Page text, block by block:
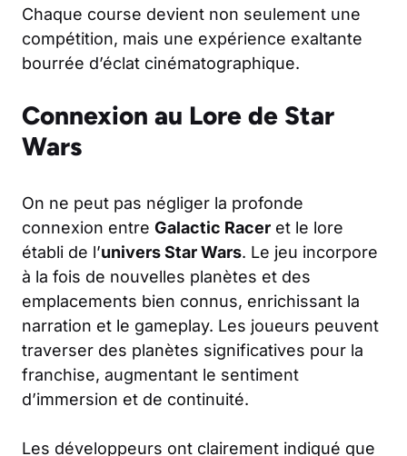
Chaque course devient non seulement une
compétition, mais une expérience exaltante
bourrée d’éclat cinématographique.
Connexion au Lore de Star
Wars
On ne peut pas négliger la profonde
connexion entre Galactic Racer et le lore
établi de l’univers Star Wars. Le jeu incorpore
à la fois de nouvelles planètes et des
emplacements bien connus, enrichissant la
narration et le gameplay. Les joueurs peuvent
traverser des planètes significatives pour la
franchise, augmentant le sentiment
d’immersion et de continuité.
Les développeurs ont clairement indiqué que